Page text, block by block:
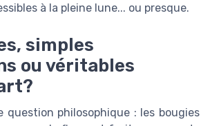
à la pleine lune... ou presque.
simples
ou véritables
question philosophique : les bougies